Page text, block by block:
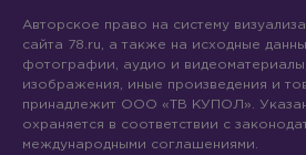
Авторское право на систему
сайта 78.ru, а также на исходные
фотографии, аудио и
изображения, иные произведения и
принадлежит ООО «ТВ КУПОЛ».
охраняется в соответствии с
международными соглашениями.